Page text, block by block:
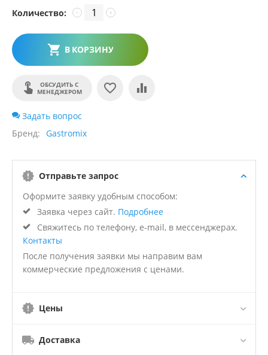
Количество: +
−
В КОРЗИНУ
ОБСУДИТЬ С
МЕНЕДЖЕРОМ
Задать вопрос
Бренд
Gastromix
Отправьте запрос
Оформите заявку удобным способом:
Заявка через сайт. Подробнее
Свяжитесь по телефону, e-mail, в мессенджерах.
Контакты
После получения заявки мы направим вам
коммерческие предложения с ценами.
Цены
Доставка